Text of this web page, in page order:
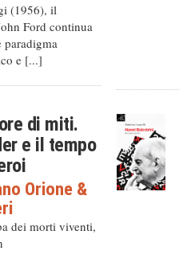
(1956), il
Ford continua
paradigma
e [...]
di miti.
e il tempo
Orione&
dei morti viventi,